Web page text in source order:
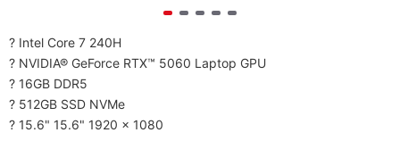
? Intel Core 7 240H
? NVIDIA® GeForce RTX™ 5060 Laptop GPU
? 16GB DDR5
? 512GB SSD NVMe
? 15.6" 15.6" 1920 x 1080